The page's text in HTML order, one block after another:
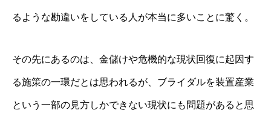
るような勘違いをしている人が本当に多いことに驚く。
その先にあるのは、金儲けや危機的な現状回復に起因す
る施策の一環だとは思われるが、ブライダルを装置産業
という一部の見方しかできない現状にも問題があると思